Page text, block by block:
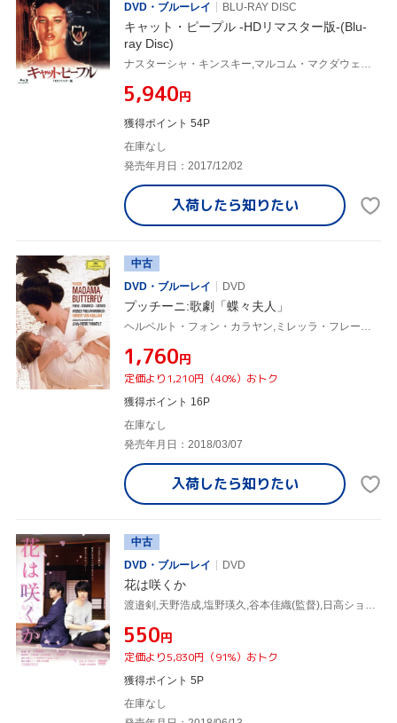
DVD・ブルーレイ
BLU-RAY DISC
キャット・ピープル -HDリマスター版-(Blu-
ray Disc)
ナスターシャ・キンスキー,マルコム・マクダウェル,ジョン・ハード,ポール・シュレイダー(監督),ジェリー・ブラッカイマー(製作総指揮),ジョルジオ・モロダー(音楽)
¥5,940円
獲得ポイント 54P
在庫なし
発売年月日：2017/12/02
入荷したら知りたい
中古
DVD・ブルーレイ
DVD
プッチーニ:歌劇「蝶々夫人」
ヘルベルト・フォン・カラヤン,ミレッラ・フレーニ(S),プラシド・ドミンゴ(T),クリスタ・ルートヴィヒ(MS),ロバート・カーンズ(Br),ミシェル・セネシャル(T),マリウス・リンツレル(Br),エルケ・シャリー(MS)
¥1,760円
定価より1,210円（40%）おトク
獲得ポイント 16P
在庫なし
発売年月日：2018/03/07
入荷したら知りたい
中古
DVD・ブルーレイ
DVD
花は咲くか
渡邉剣,天野浩成,塩野瑛久,谷本佳織(監督),日高ショーコ(原作),加藤亜祐美(音楽)
¥550円
定価より5,830円（91%）おトク
獲得ポイント 5P
在庫なし